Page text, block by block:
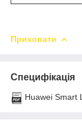
Приховати
Специфікація
Huawei Smart